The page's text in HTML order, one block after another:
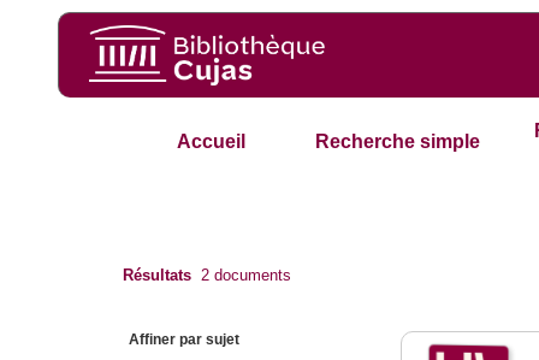
Accueil Recherche simple
Résultats 2 documents
Affiner par sujet